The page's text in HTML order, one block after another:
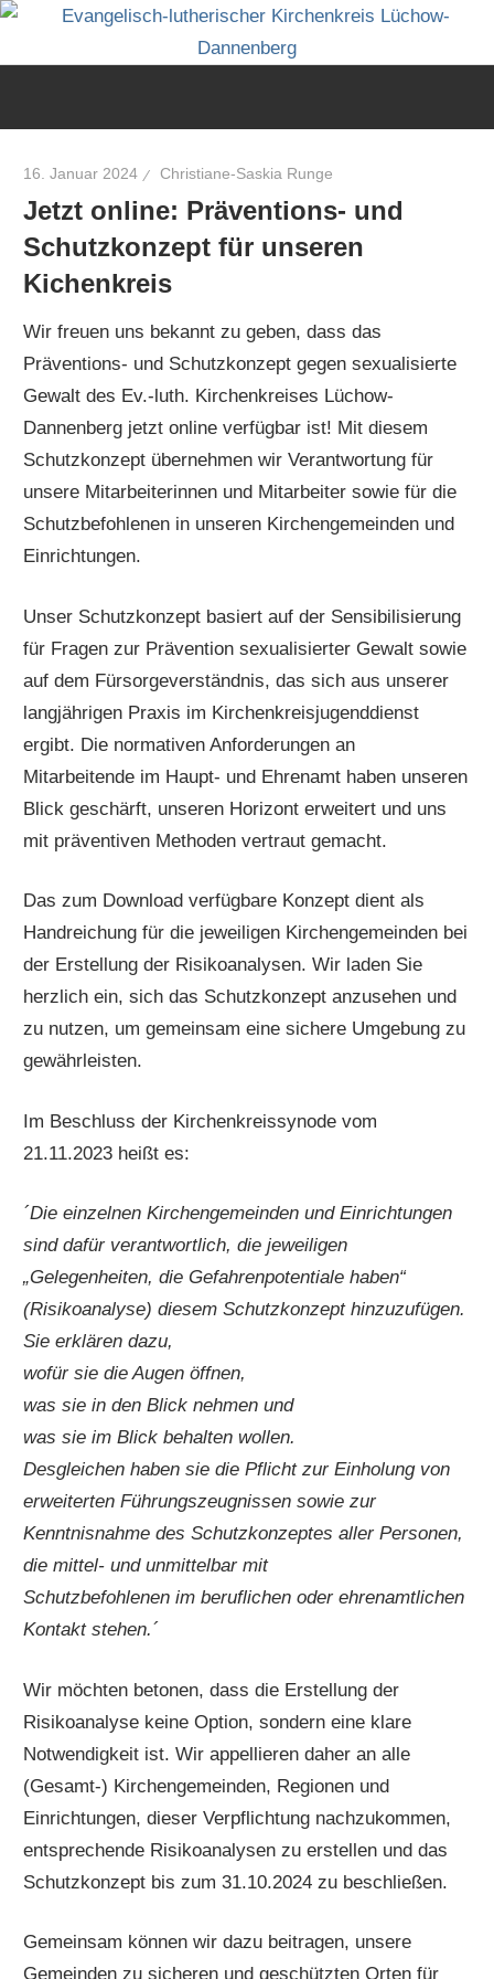
Zum
16. Januar 2024 Christiane-Saskia Runge
Jetzt online: Präventions- und
Schutzkonzept für unseren
Kichenkreis
Wir freuen uns bekannt zu geben, dass das
Präventions- und Schutzkonzept gegen sexualisierte
Gewalt des Ev.-luth. Kirchenkreises Lüchow-
Dannenberg jetzt online verfügbar ist! Mit diesem
Schutzkonzept übernehmen wir Verantwortung für
unsere Mitarbeiterinnen und Mitarbeiter sowie für die
Schutzbefohlenen in unseren Kirchengemeinden und
Einrichtungen.
Unser Schutzkonzept basiert auf der Sensibilisierung
für Fragen zur Prävention sexualisierter Gewalt sowie
auf dem Fürsorgeverständnis, das sich aus unserer
langjährigen Praxis im Kirchenkreisjugenddienst
ergibt. Die normativen Anforderungen an
Mitarbeitende im Haupt- und Ehrenamt haben unseren
Blick geschärft, unseren Horizont erweitert und uns
mit präventiven Methoden vertraut gemacht.
Das zum Download verfügbare Konzept dient als
Handreichung für die jeweiligen Kirchengemeinden bei
der Erstellung der Risikoanalysen. Wir laden Sie
herzlich ein, sich das Schutzkonzept anzusehen und
zu nutzen, um gemeinsam eine sichere Umgebung zu
gewährleisten.
Im Beschluss der Kirchenkreissynode vom
21.11.2023 heißt es:
´Die einzelnen Kirchengemeinden und Einrichtungen
sind dafür verantwortlich, die jeweiligen
„Gelegenheiten, die Gefahrenpotentiale haben“
(Risikoanalyse) diesem Schutzkonzept hinzuzufügen.
Sie erklären dazu,
wofür sie die Augen öffnen,
was sie in den Blick nehmen und
was sie im Blick behalten wollen.
Desgleichen haben sie die Pflicht zur Einholung von
erweiterten Führungszeugnissen sowie zur
Kenntnisnahme des Schutzkonzeptes aller Personen,
die mittel- und unmittelbar mit
Schutzbefohlenen im beruflichen oder ehrenamtlichen
Kontakt stehen.´
Wir möchten betonen, dass die Erstellung der
Risikoanalyse keine Option, sondern eine klare
Notwendigkeit ist. Wir appellieren daher an alle
(Gesamt-) Kirchengemeinden, Regionen und
Einrichtungen, dieser Verpflichtung nachzukommen,
entsprechende Risikoanalysen zu erstellen und das
Schutzkonzept bis zum 31.10.2024 zu beschließen.
Gemeinsam können wir dazu beitragen, unsere
Gemeinden zu sicheren und geschützten Orten für